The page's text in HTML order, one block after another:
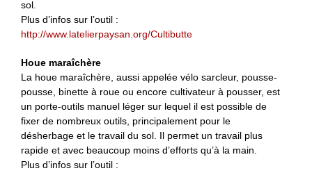
sol.
Plus d’infos sur l’outil :
http://www.latelierpaysan.org/Cultibutte
Houe maraîchère
La houe maraîchère, aussi appelée vélo sarcleur, pousse-
pousse, binette à roue ou encore cultivateur à pousser, est
un porte-outils manuel léger sur lequel il est possible de
fixer de nombreux outils, principalement pour le
désherbage et le travail du sol. Il permet un travail plus
rapide et avec beaucoup moins d’efforts qu’à la main.
Plus d’infos sur l’outil :